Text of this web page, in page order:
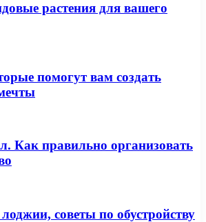
растения для вашего
помогут вам создать
Как правильно организовать
советы по обустройству